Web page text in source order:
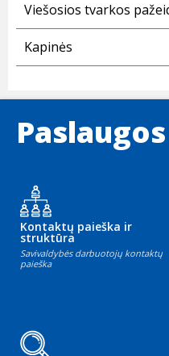
Viešosios tvarkos
Kapinės
Paslaugos
Kontaktų paieška ir
struktūra
Savivaldybės darbuotojų kontaktų
paieška